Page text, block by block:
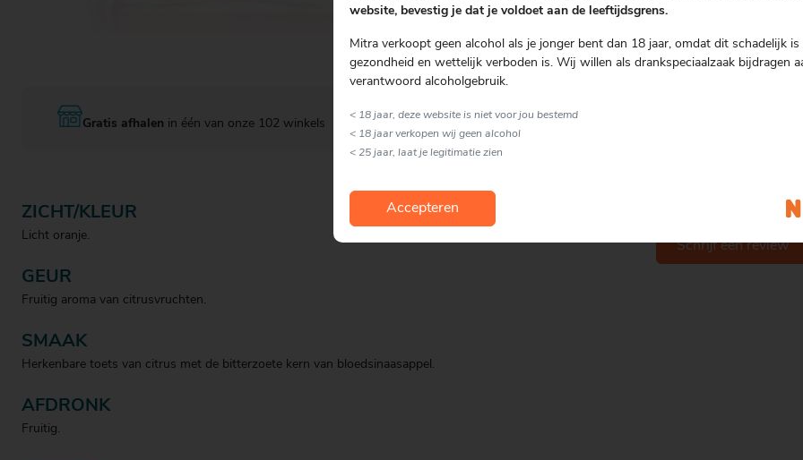
Gratis afhalen in één van onze 102 winkels
ZICHT/KLEUR
Licht oranje.
GEUR
Fruitig aroma van citrusvruchten.
SMAAK
Herkenbare toets van citrus met de bitterzoete kern van bloedsinaasappel.
AFDRONK
Fruitig.
Nog geen
Schrijf een review
website, bevestig je dat je voldoet aan de leeftijdsgrens.
Mitra verkoopt geen alcohol als je jonger bent dan 18 jaar, omdat dit schadelijk is
gezondheid en wettelijk verboden is. Wij willen als drankspeciaalzaak bijdragen
verantwoord alcoholgebruik.
< 18 jaar, deze website is niet voor jou bestemd
< 18 jaar verkopen wij geen alcohol
< 25 jaar, laat je legitimatie zien
Accepteren